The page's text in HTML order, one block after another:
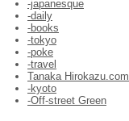
-japanesque
-daily
-books
-tokyo
-poke
-travel
Tanaka Hirokazu.com
-kyoto
-Off-street Green